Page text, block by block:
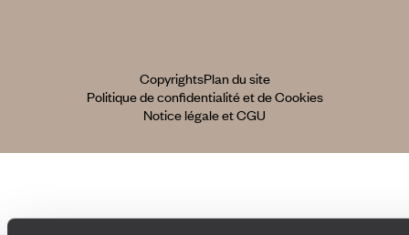
CopyrightsPlan du site
Politique de confidentialité et de Cookies
Notice légale et CGU